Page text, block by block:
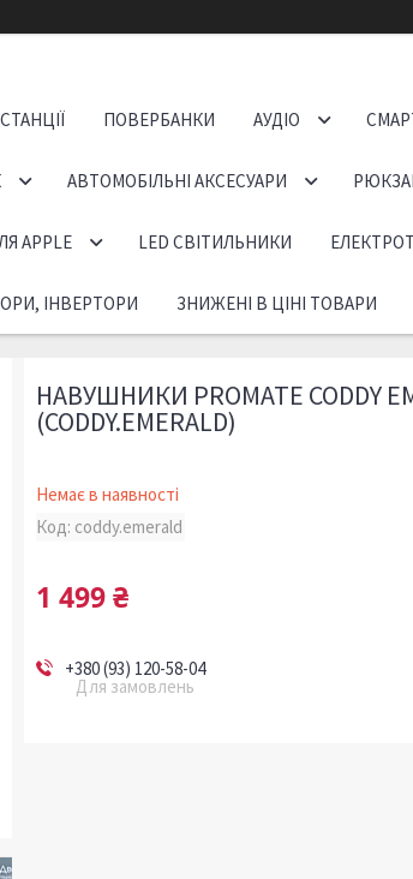
ПОВЕРБАНКИ АУДІО
АВТОМОБІЛЬНІ АКСЕСУАРИ
APPLE LED СВІТИЛЬНИКИ
ІНВЕРТОРИ ЗНИЖЕНІ В ЦІНІ ТОВАРИ
НАВУШНИКИ PROMATE CODDY
(CODDY.EMERALD)
Немає в наявності
Код: coddy.emerald
1 499 ₴
+380 (93) 120-58-04
Для замовлень